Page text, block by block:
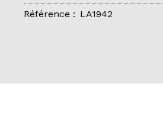
Référence : LA1942